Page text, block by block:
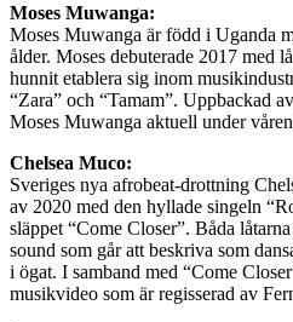
Moses Muwanga:
Moses Muwanga är född i Uganda
ålder. Moses debuterade 2017 med
hunnit etablera sig inom
“Zara” och “Tamam”. Uppbackad
Moses Muwanga aktuell under
Chelsea Muco:
Sveriges nya afrobeat-drottning
av 2020 med den hyllade singeln
släppet “Come Closer”. Båda
sound som går att beskriva som
i ögat. I samband med “Come
musikvideo som är regisserad av